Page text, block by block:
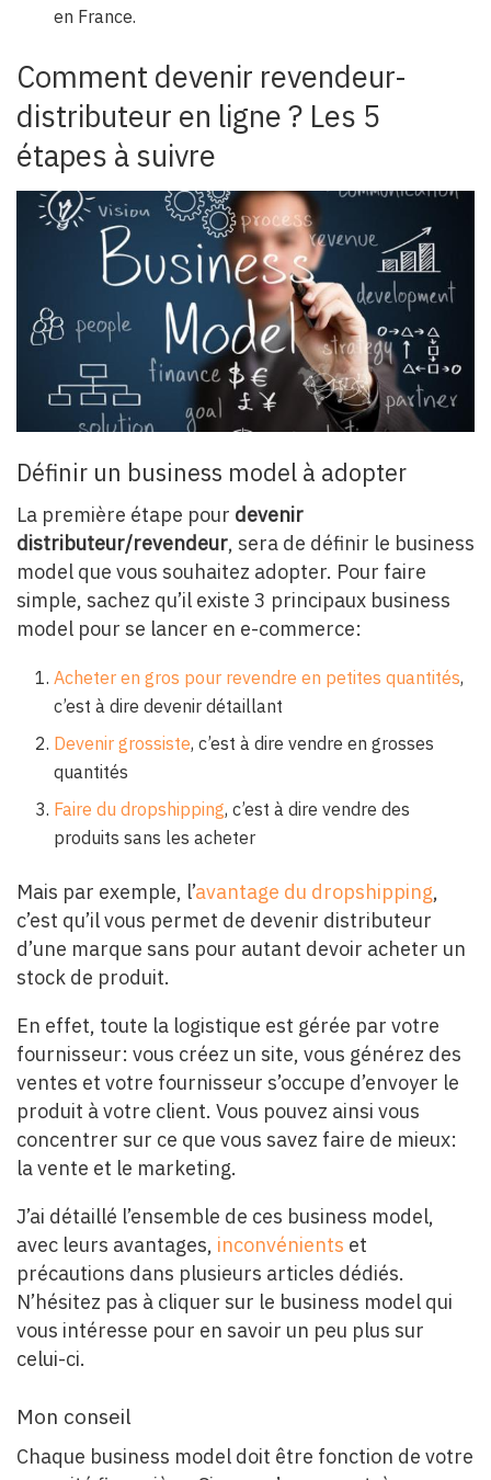
en France.
Comment devenir revendeur-
distributeur en ligne ? Les 5
étapes à suivre
Définir un business model à adopter
La première étape pour devenir
distributeur/revendeur, sera de définir le business
model que vous souhaitez adopter. Pour faire
simple, sachez qu’il existe 3 principaux business
model pour se lancer en e-commerce:
Acheter en gros pour revendre en petites quantités,
c’est à dire devenir détaillant
Devenir grossiste, c’est à dire vendre en grosses
quantités
Faire du dropshipping, c’est à dire vendre des
produits sans les acheter
Mais par exemple, l’avantage du dropshipping,
c’est qu’il vous permet de devenir distributeur
d’une marque sans pour autant devoir acheter un
stock de produit.
En effet, toute la logistique est gérée par votre
fournisseur: vous créez un site, vous générez des
ventes et votre fournisseur s’occupe d’envoyer le
produit à votre client. Vous pouvez ainsi vous
concentrer sur ce que vous savez faire de mieux:
la vente et le marketing.
J’ai détaillé l’ensemble de ces business model,
avec leurs avantages, inconvénients et
précautions dans plusieurs articles dédiés.
N’hésitez pas à cliquer sur le business model qui
vous intéresse pour en savoir un peu plus sur
celui-ci.
Mon conseil
Chaque business model doit être fonction de votre